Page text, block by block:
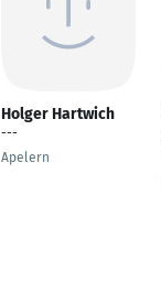
Holger Hartwich
---
Apelern